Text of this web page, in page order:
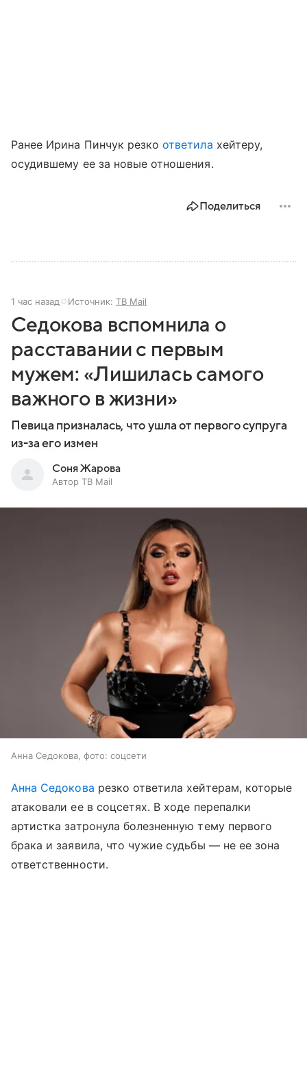
Ранее Ирина Пинчук резкоответила хейтеру,
осудившему ее за новые отношения.
Поделиться
1 час назад Источник: ТВ Mail
Седокова вспомнила о
расставании с первым
мужем: «Лишилась самого
важного в жизни»
Певица призналась, что ушла от первого супруга
из-за его измен
Соня Жарова
Автор ТВ Mail
Анна Седокова, фото: соцсети
Анна Седокова резко ответила хейтерам, которые
атаковали ее в соцсетях. В ходе перепалки
артистка затронула болезненную тему первого
брака и заявила, что чужие судьбы — не ее зона
ответственности.